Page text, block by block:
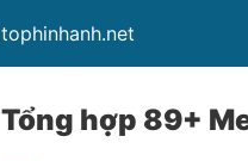
tophinhanh.net
Tổng hợp 89+